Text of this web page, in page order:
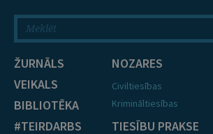
ŽURNĀLS
VEIKALS
BIBLIOTĒKA
#TEIRDARBS
NOZARES
Civiltiesības
Krimināltiesības
TIESĪBU PRAKSE